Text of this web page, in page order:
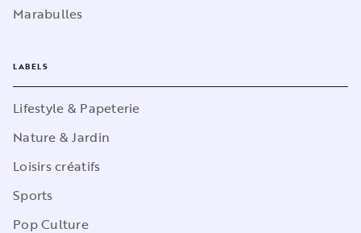
Marabulles
LABELS
Lifestyle & Papeterie
Nature & Jardin
Loisirs créatifs
Sports
Pop Culture